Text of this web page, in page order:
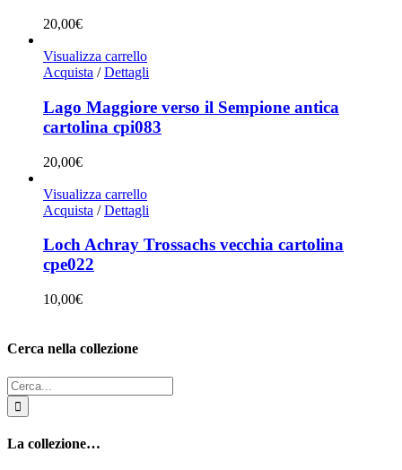
20,00€
Visualizza carrello
Acquista / Dettagli
Lago Maggiore verso il Sempione antica
cartolina cpi083
20,00€
Visualizza carrello
Acquista / Dettagli
Loch Achray Trossachs vecchia cartolina
cpe022
10,00€
Cerca nella collezione
Cerca
per:
La collezione…